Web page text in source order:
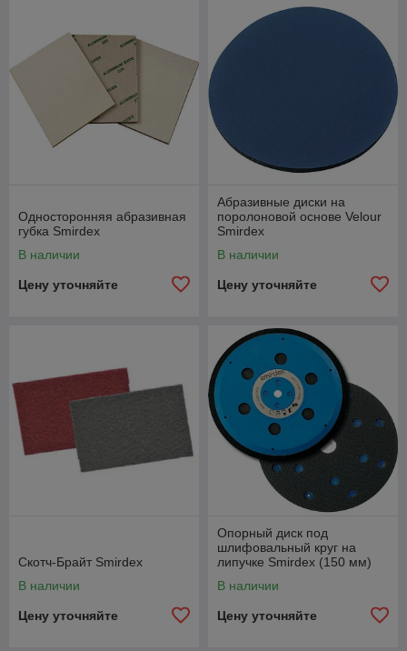
Предлагаем абразивные шлифовальные
материалы по доступным ценам.
Скорость
Быстро обрабатываем заявку.
Качество
Реализуем только качественные товары.
Односторонняя абразивная
губка Smirdex
В наличии
Цену уточняйте
Абразивные диски на
поролоновой основе Velour
Smirdex
В наличии
Цену уточняйте
Скотч-Брайт Smirdex
В наличии
Цену уточняйте
Опорный диск под
шлифовальный круг на
липучке Smirdex (150 мм)
В наличии
Цену уточняйте